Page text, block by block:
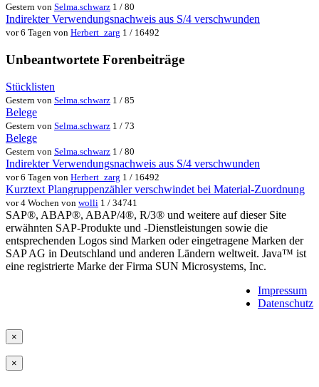
Gestern von Selma.schwarz 1 / 80
Indirekter Verwendungsnachweis aus S/4 verschwunden
vor 6 Tagen von Herbert_zarg 1 / 16492
Unbeantwortete Forenbeiträge
Stücklisten
Gestern von Selma.schwarz 1 / 85
Belege
Gestern von Selma.schwarz 1 / 73
Belege
Gestern von Selma.schwarz 1 / 80
Indirekter Verwendungsnachweis aus S/4 verschwunden
vor 6 Tagen von Herbert_zarg 1 / 16492
Kurztext Plangruppenzähler verschwindet bei Material-Zuordnung
vor 4 Wochen von wolli 1 / 34741
SAP®, ABAP®, ABAP/4®, R/3® und weitere auf dieser Site
erwähnten SAP-Produkte und -Dienstleistungen sowie die
entsprechenden Logos sind Marken oder eingetragene Marken der
SAP AG in Deutschland und anderen Ländern weltweit. Java™ ist
eine registrierte Marke der Firma SUN Microsystems, Inc.
Impressum
Datenschutz
×
×